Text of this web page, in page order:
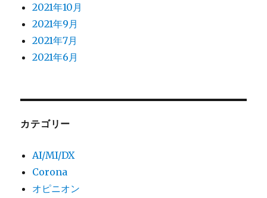
2021年10月
2021年9月
2021年7月
2021年6月
カテゴリー
AI/MI/DX
Corona
オピニオン